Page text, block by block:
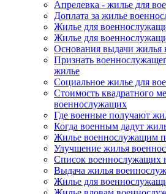
Апрелевка - жилье для
Доплата за жилье
Жилье для
Жилье для
Основания выдачи
Признать
жилье
Социальное жилье для
Стоимость квадратного
военнослужащих
Где военные получают
Когда военным дадут
Жилье военнослужащим
Улучшение жилья
Список военнослужащих
Выдача жилья
Жилье для